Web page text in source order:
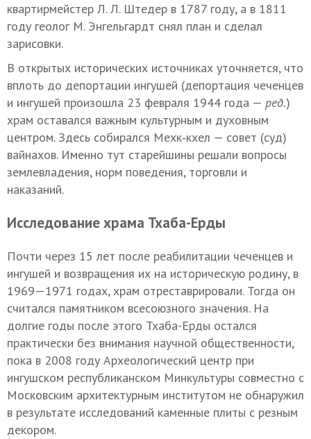
квартирмейстер Л. Л. Штедер в 1787 году, а в 1811
году геолог М. Энгельгардт снял план и сделал
зарисовки.
В открытых исторических источниках уточняется, что
вплоть до депортации ингушей (депортация чеченцев
и ингушей произошла 23 февраля 1944 года — ред.)
храм оставался важным культурным и духовным
центром. Здесь собирался Мехк‑кхел — совет (суд)
вайнахов. Именно тут старейшины решали вопросы
землевладения, норм поведения, торговли и
наказаний.
Исследование храма Тхаба-Ерды
Почти через 15 лет после реабилитации чеченцев и
ингушей и возвращения их на историческую родину, в
1969—1971 годах, храм отреставрировали. Тогда он
считался памятником всесоюзного значения. На
долгие годы после этого Тхаба-Ерды остался
практически без внимания научной общественности,
пока в 2008 году Археологический центр при
ингушском республиканском Минкультуры совместно с
Московским архитектурным институтом не обнаружил
в результате исследований каменные плиты с резным
декором.